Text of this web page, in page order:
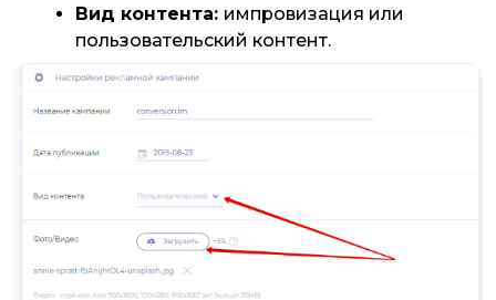
Вид контента: импровизация или
пользовательский контент.